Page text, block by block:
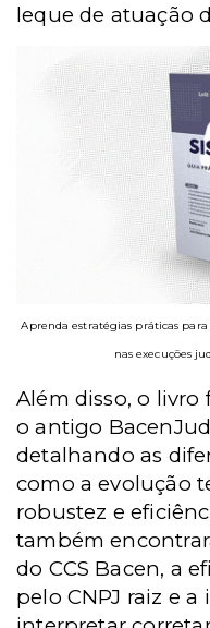
leque de atuação
Aprenda estratégias práticas
nas execuções
Além disso, o
o antigo
detalhando as
como a evolução
robustez e
também
do CCS Bacen, a
pelo CNPJ raiz e